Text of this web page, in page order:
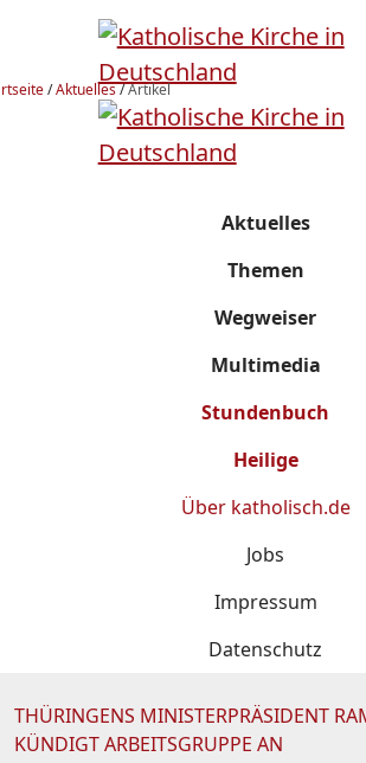
/Aktuelles/Artikel
Aktuelles
Themen
Wegweiser
Multimedia
Stundenbuch
Heilige
Über katholisch.de
Jobs
Impressum
Datenschutz
THÜRINGENS MINISTERPRÄSIDENT
KÜNDIGT ARBEITSGRUPPE AN